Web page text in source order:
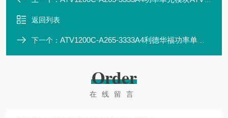
返回列表
下一个： ATV1200C-A265-3333A4利德华福功率单元模块HARS700/420-AP10
Order
在线留言